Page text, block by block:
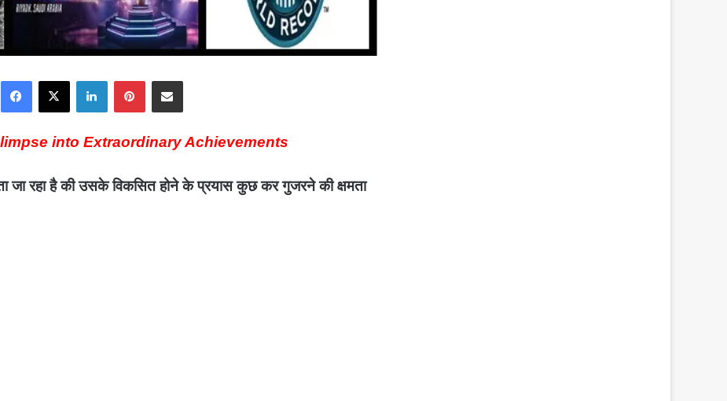
Facebook X LinkedIn Pinterest Share via Email
into Extraordinary Achievements
जा रहा है की उसके विकसित होने के प्रयास कुछ कर गुजरने की क्षमता